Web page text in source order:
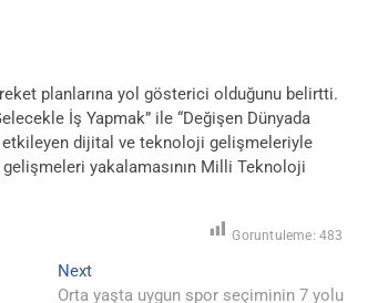
planlarına yol gösterici olduğunu belirtti.
İş Yapmak” ile “Değişen Dünyada
etkileyen dijital ve teknoloji gelişmeleriyle
yakalamasının Milli Teknoloji
Goruntuleme: 483
NextNext
post:
Orta yaşta uygun spor seçiminin 7 yolu